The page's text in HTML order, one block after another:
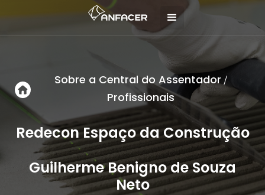
Sobre a Central do Assentador /
Profissionais
Redecon Espaço da Construção
Guilherme Benigno de Souza
Neto